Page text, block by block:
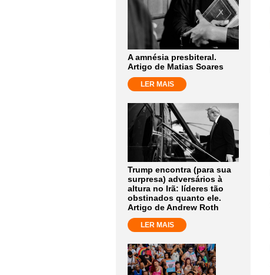
A amnésia presbiteral.
Artigo de Matias Soares
LER MAIS
Trump encontra (para sua
surpresa) adversários à
altura no Irã: líderes tão
obstinados quanto ele.
Artigo de Andrew Roth
LER MAIS